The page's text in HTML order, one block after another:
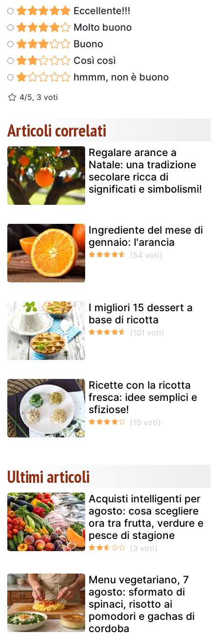
Eccellente!!!
Molto buono
Buono
Così così
hmmm, non è buono
4/5, 3 voti
Articoli correlati
Regalare arance a
Natale: una tradizione
secolare ricca di
significati e simbolismi!
Ingrediente del mese di
gennaio: l'arancia
I migliori 15 dessert a
base di ricotta
Ricette con la ricotta
fresca: idee semplici e
sfiziose!
Ultimi articoli
Acquisti intelligenti per
agosto: cosa scegliere
ora tra frutta, verdure e
pesce di stagione
Menu vegetariano, 7
agosto: sformato di
spinaci, risotto ai
pomodori e gachas di
cordoba